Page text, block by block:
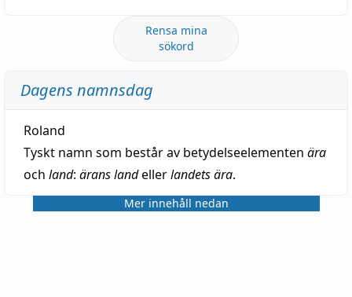
Rensa mina
sökord
Dagens namnsdag
Roland
Tyskt namn som består av betydelseelementen ära
och land: ärans landellerlandets ära.
Mer innehåll nedan